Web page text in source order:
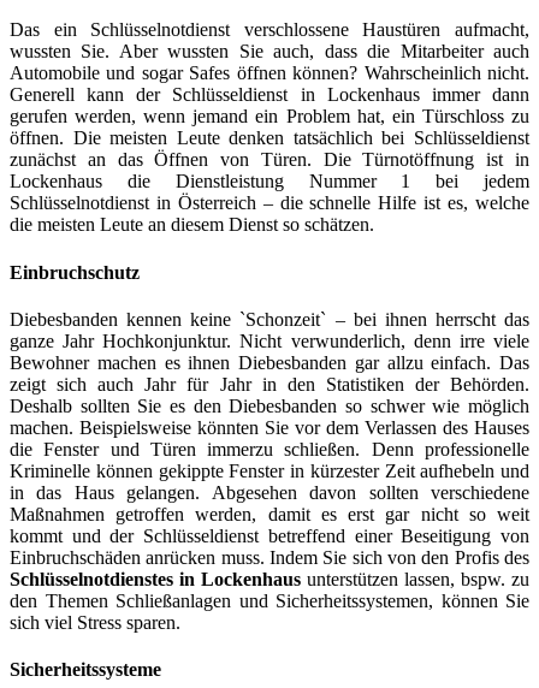
Das ein Schlüsselnotdienst verschlossene Haustüren aufmacht,
wussten Sie. Aber wussten Sie auch, dass die Mitarbeiter auch
Automobile und sogar Safes öffnen können? Wahrscheinlich nicht.
Generell kann der Schlüsseldienst in Lockenhaus immer dann
gerufen werden, wenn jemand ein Problem hat, ein Türschloss zu
öffnen. Die meisten Leute denken tatsächlich bei Schlüsseldienst
zunächst an das Öffnen von Türen. Die Türnotöffnung ist in
Lockenhaus die Dienstleistung Nummer 1 bei jedem
Schlüsselnotdienst in Österreich – die schnelle Hilfe ist es, welche
die meisten Leute an diesem Dienst so schätzen.
Einbruchschutz
Diebesbanden kennen keine `Schonzeit` – bei ihnen herrscht das
ganze Jahr Hochkonjunktur. Nicht verwunderlich, denn irre viele
Bewohner machen es ihnen Diebesbanden gar allzu einfach. Das
zeigt sich auch Jahr für Jahr in den Statistiken der Behörden.
Deshalb sollten Sie es den Diebesbanden so schwer wie möglich
machen. Beispielsweise könnten Sie vor dem Verlassen des Hauses
die Fenster und Türen immerzu schließen. Denn professionelle
Kriminelle können gekippte Fenster in kürzester Zeit aufhebeln und
in das Haus gelangen. Abgesehen davon sollten verschiedene
Maßnahmen getroffen werden, damit es erst gar nicht so weit
kommt und der Schlüsseldienst betreffend einer Beseitigung von
Einbruchschäden anrücken muss. Indem Sie sich von den Profis des
Schlüsselnotdienstes in Lockenhaus unterstützen lassen, bspw. zu
den Themen Schließanlagen und Sicherheitssystemen, können Sie
sich viel Stress sparen.
Sicherheitssysteme